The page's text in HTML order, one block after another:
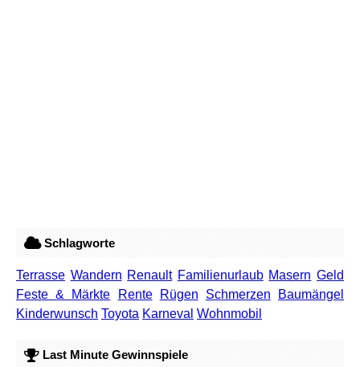
Schlagworte
Terrasse Wandern Renault Familienurlaub Masern Geld
Feste & Märkte
Rente Rügen Schmerzen
Baumängel
Kinderwunsch Toyota Karneval Wohnmobil
Last Minute Gewinnspiele